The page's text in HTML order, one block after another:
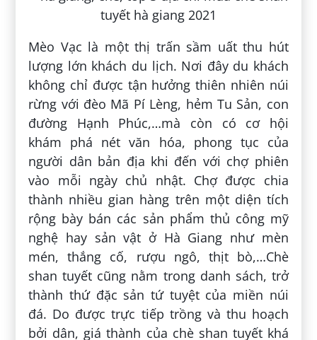
Mèo Vạc là một thị trấn sầm uất thu hút
lượng lớn khách du lịch. Nơi đây du khách
không chỉ được tận hưởng thiên nhiên núi
rừng với đèo Mã Pí Lèng, hẻm Tu Sản, con
đường Hạnh Phúc,…mà còn có cơ hội
khám phá nét văn hóa, phong tục của
người dân bản địa khi đến với chợ phiên
vào mỗi ngày chủ nhật. Chợ được chia
thành nhiều gian hàng trên một diện tích
rộng bày bán các sản phẩm thủ công mỹ
nghệ hay sản vật ở Hà Giang như mèn
mén, thắng cố, rượu ngô, thịt bò,…Chè
shan tuyết cũng nằm trong danh sách, trở
thành thứ đặc sản tứ tuyệt của miền núi
đá. Do được trực tiếp trồng và thu hoạch
bởi dân, giá thành của chè shan tuyết khá